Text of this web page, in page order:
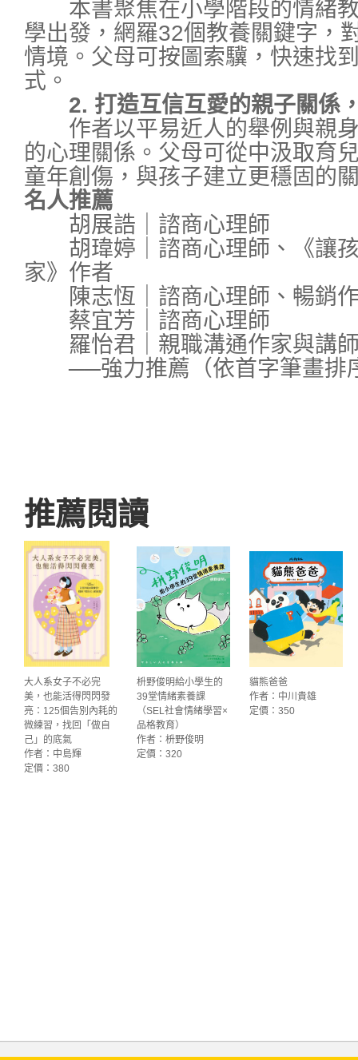
本書聚焦在小學階段的情緒教
學出發，網羅32個教養關鍵字，
情境。父母可按圖索驥，快速找
式。
2. 打造互信互愛的親子關係
作者以平易近人的舉例與親身
的心理關係。父母可從中汲取育
童年創傷，與孩子建立更穩固的
名人推薦
胡展誥｜諮商心理師
胡瑋婷｜諮商心理師、《讓孩
家》作者
陳志恆｜諮商心理師、暢銷
蔡宜芳｜諮商心理師
羅怡君｜親職溝通作家與講
──強力推薦（依首字筆畫排
推薦閱讀
大人系女子不必完
美，也能活得閃閃發
亮：125個告別內耗的
微練習，找回「做自
己」的底氣
作者：中島輝
定價：380
枡野俊明給小學生的
39堂情緒素養課
（SEL社會情緒學習×
品格教育）
作者：枡野俊明
定價：320
貓熊爸爸
作者：中川貴雄
定價：350